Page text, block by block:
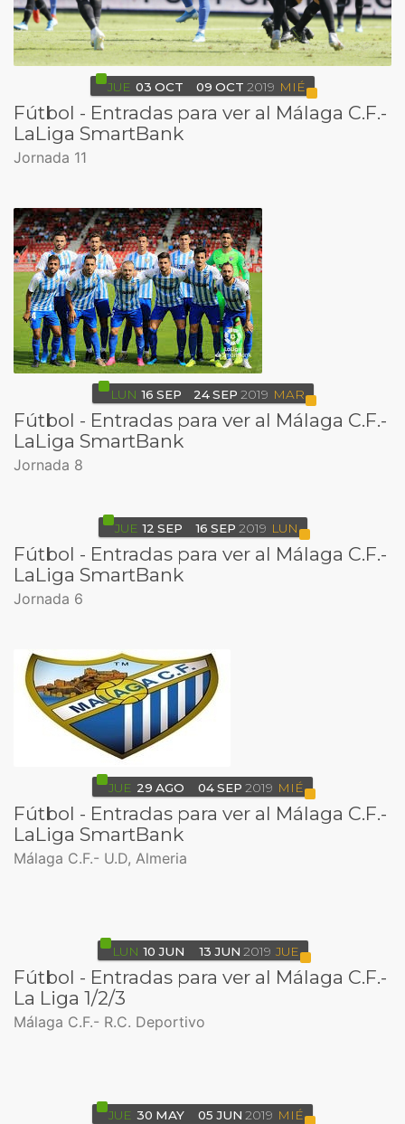
JUE 03 OCT 09 OCT 2019 MIÉ
Fútbol - Entradas para ver al Málaga C.F.-
LaLiga SmartBank
Jornada 11
LUN 16 SEP 24 SEP 2019 MAR
Fútbol - Entradas para ver al Málaga C.F.-
LaLiga SmartBank
Jornada 8
JUE 12 SEP 16 SEP 2019 LUN
Fútbol - Entradas para ver al Málaga C.F.-
LaLiga SmartBank
Jornada 6
JUE 29 AGO 04SEP 2019 MIÉ
Fútbol - Entradas para ver al Málaga C.F.-
LaLiga SmartBank
Málaga C.F.- U.D, Almeria
LUN 10 JUN 13 JUN 2019 JUE
Fútbol - Entradas para ver al Málaga C.F.-
La Liga 1/2/3
Málaga C.F.- R.C. Deportivo
JUE 30 MAY 05 JUN 2019 MIÉ